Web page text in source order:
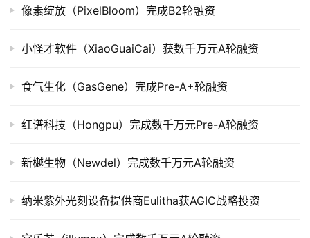
重
上
投
据
像素绽放（PixelBloom）完成B2轮融资
小怪才软件（XiaoGuaiCai）获数千万元A轮融资
食气生化（GasGene）完成Pre-A+轮融资
红谱科技（Hongpu）完成数千万元Pre-A轮融资
新樾生物（Newdel）完成数千万元A轮融资
纳米紫外光刻设备提供商Eulitha获AGIC战略投资